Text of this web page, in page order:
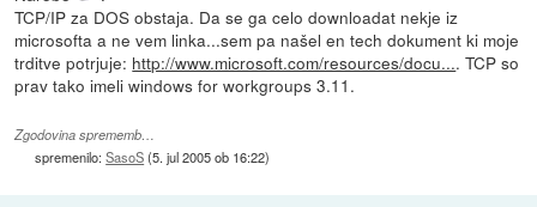
TCP/IP za DOS obstaja. Da se ga celo downloadat nekje iz
microsofta a ne vem linka...sem pa našel en tech dokument ki moje
trditve potrjuje: http://www.microsoft.com/resources/docu.... TCP so
prav tako imeli windows for workgroups 3.11.
Zgodovina sprememb…
spremenilo:SasoS(5. jul 2005 ob 16:22)